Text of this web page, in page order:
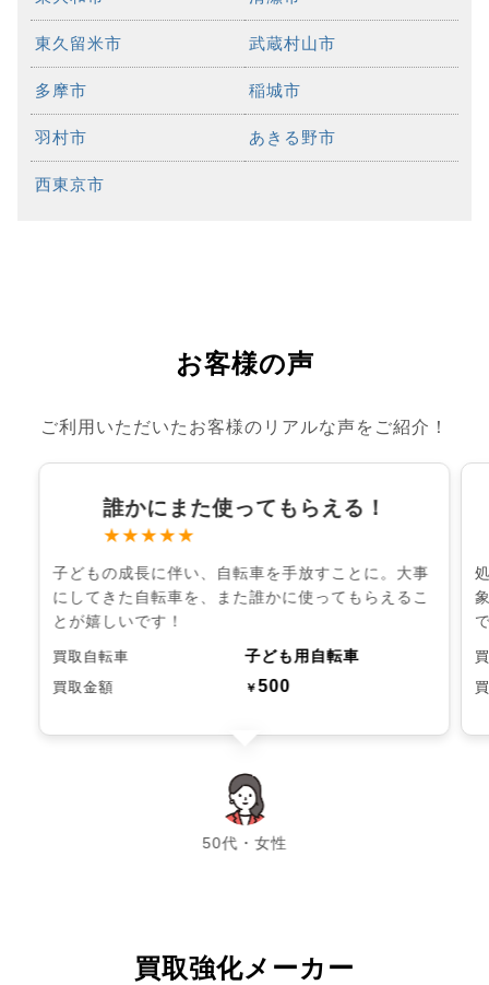
東久留米市 武蔵村山市
多摩市 稲城市
羽村市 あきる野市
西東京市
お客様の声
ご利用いただいたお客様のリアルな声をご紹介！
誰かにまた使ってもらえる！
★★★★★
子どもの成長に伴い、自転車を手放すことに。大事
にしてきた自転車を、また誰かに使ってもらえるこ
とが嬉しいです！
買取自転車 子ども用自転車
買取金額 ￥500
50代・女性
chevron_left chevron_right
買取強化メーカー